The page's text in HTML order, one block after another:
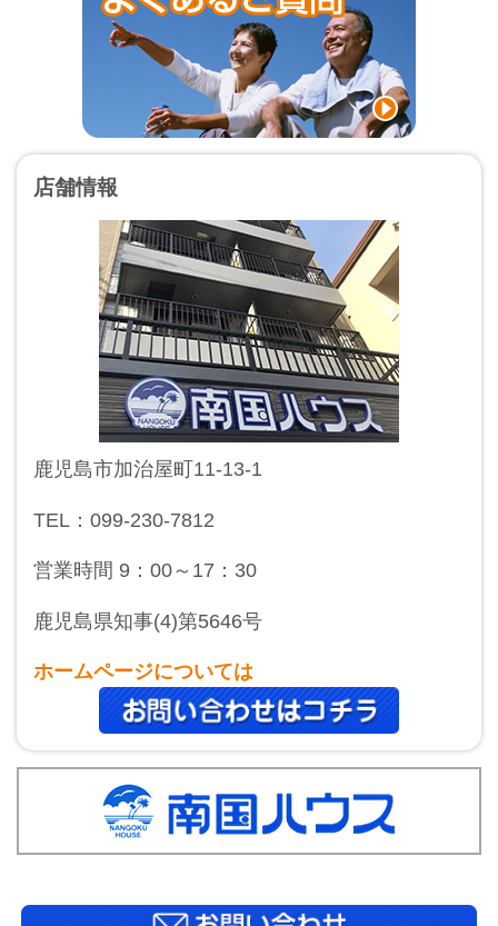
店舗情報
鹿児島市加治屋町11-13-1
TEL：099-230-7812
営業時間 9：00～17：30
鹿児島県知事(4)第5646号
ホームページについては